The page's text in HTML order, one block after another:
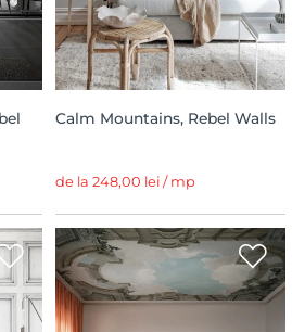
Calm Mountains, Rebel Walls
de la 248,00 lei / mp